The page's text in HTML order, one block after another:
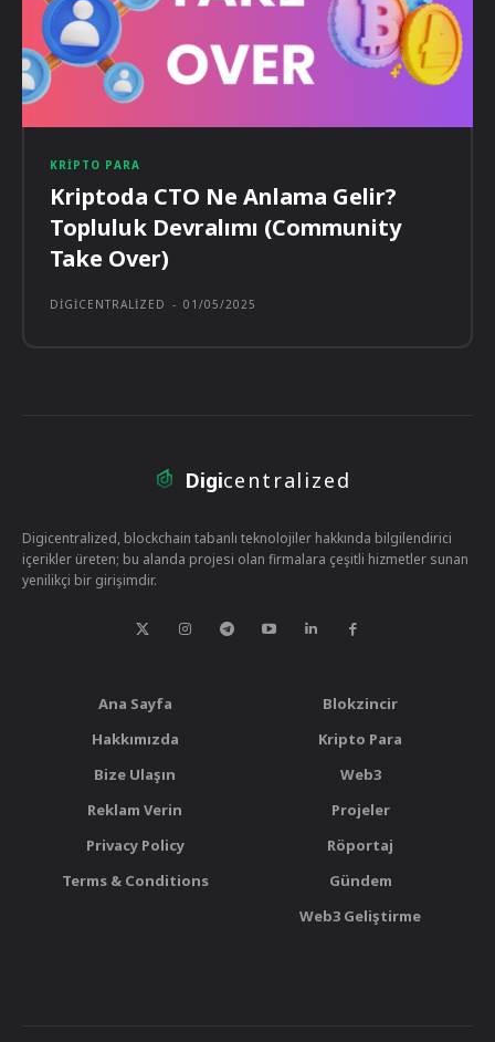
KRIPTO PARA
Kriptoda CTO Ne Anlama Gelir?
Topluluk Devralımı (Community
Take Over)
DIGICENTRALIZED - 01/05/2025
Digicentralized
Digicentralized, blockchain tabanlı teknolojiler hakkında bilgilendirici
içerikler üreten; bu alanda projesi olan firmalara çeşitli hizmetler sunan
yenilikçi bir girişimdir.
Ana Sayfa
Hakkımızda
Bize Ulaşın
Reklam Verin
Privacy Policy
Terms & Conditions
Blokzincir
Kripto Para
Web3
Projeler
Röportaj
Gündem
Web3 Geliştirme